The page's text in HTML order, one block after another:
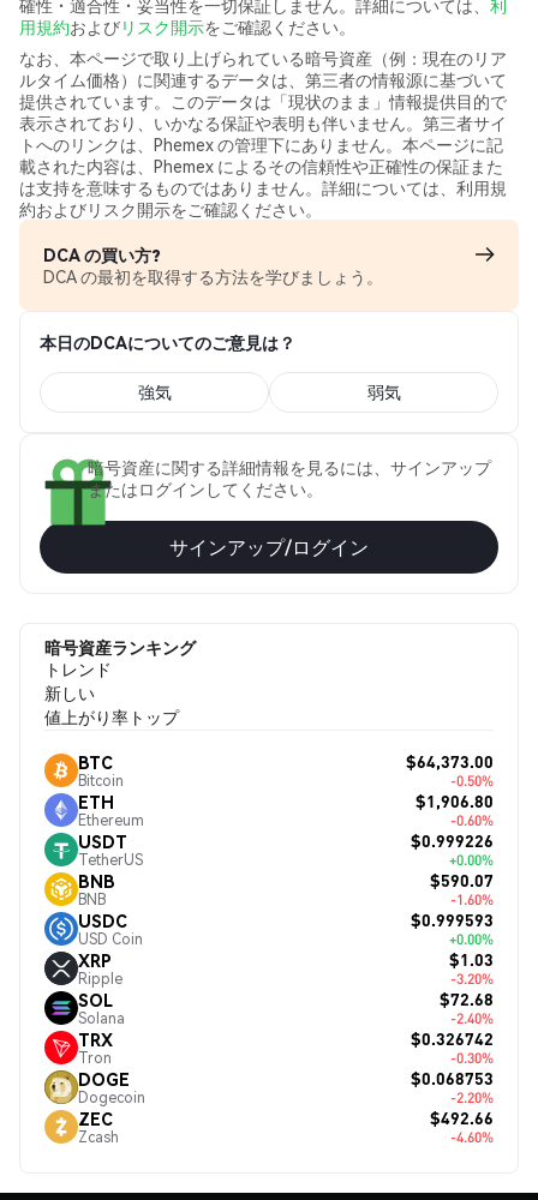
確性・適合性・妥当性を一切保証しません。詳細については、 利
用規約およびリスク開示をご確認ください。
なお、本ページで取り上げられている暗号資産（例：現在のリア
ルタイム価格）に関連するデータは、第三者の情報源に基づいて
提供されています。このデータは「現状のまま」情報提供目的で
表示されており、いかなる保証や表明も伴いません。第三者サイ
トへのリンクは、Phemex の管理下にありません。本ページに記
載された内容は、Phemex によるその信頼性や正確性の保証また
は支持を意味するものではありません。詳細については、利用規
約およびリスク開示をご確認ください。
DCA の買い方?
DCA の最初を取得する方法を学びましょう。
本日のDCAについてのご意見は？
強気 弱気
暗号資産に関する詳細情報を見るには、サインアップ
またはログインしてください。
サインアップ/ログイン
暗号資産ランキング
トレンド
新しい
値上がり率トップ
BTC
Bitcoin
$64,373.00
-0.50%
ETH
Ethereum
$1,906.80
-0.60%
USDT
TetherUS
$0.999226
+0.00%
BNB
BNB
$590.07
-1.60%
USDC
USD Coin
$0.999593
+0.00%
XRP
Ripple
$1.03
-3.20%
SOL
Solana
$72.68
-2.40%
TRX
Tron
$0.326742
-0.30%
DOGE
Dogecoin
$0.068753
-2.20%
ZEC
Zcash
$492.66
-4.60%